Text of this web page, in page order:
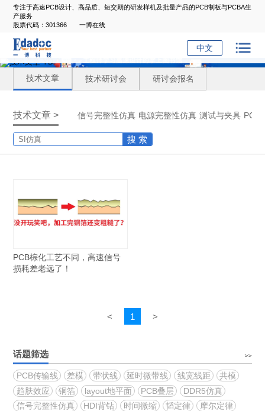
专注于高速PCB设计、高品质、短交期的研发样机及批量产品的PCB制板与PCBA生
产服务
股票代码：301366
一博在线
中文
技术文章 技术研讨会 研讨会报名
技术文章 > 信号完整性仿真 电源完整性仿真 测试与夹具 PCB
搜 索
PCB棕化工艺不同，高速信号
损耗差老远了！
< 1 >
话题筛选
PCB传输线 差模 带状线 延时微带线 线宽线距
共模
趋肤效应
铜箔 layout地平面 PCB叠层
DDR5仿真
信号完整性仿真
HDI背钻 时间微缩 韬定律
摩尔定律